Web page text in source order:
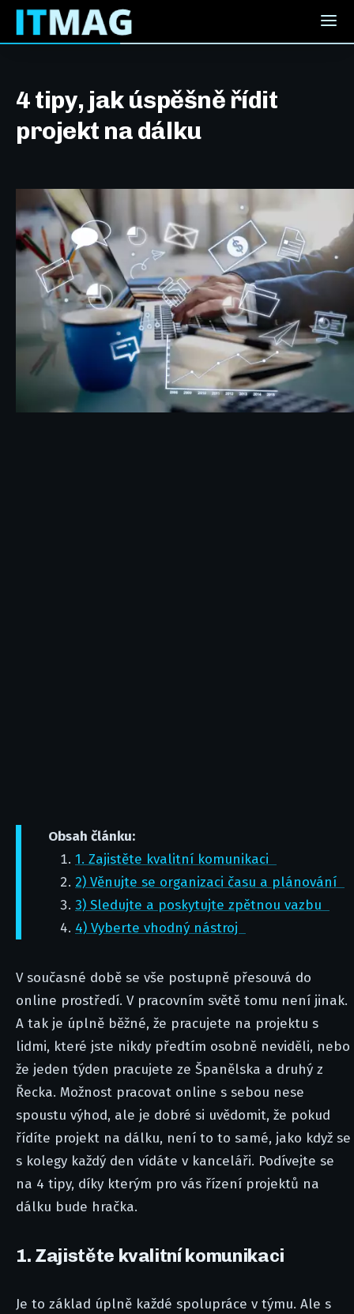
4 tipy, jak úspěšně řídit
projekt na dálku
Obsah článku:
1. Zajistěte kvalitní komunikaci
2) Věnujte se organizaci času a plánování
3) Sledujte a poskytujte zpětnou vazbu
4) Vyberte vhodný nástroj
V současné době se vše postupně přesouvá do
online prostředí. V pracovním světě tomu není jinak.
A tak je úplně běžné, že pracujete na projektu s
lidmi, které jste nikdy předtím osobně neviděli, nebo
že jeden týden pracujete ze Španělska a druhý z
Řecka. Možnost pracovat online s sebou nese
spoustu výhod, ale je dobré si uvědomit, že pokud
řídíte projekt na dálku, není to to samé, jako když se
s kolegy každý den vídáte v kanceláři. Podívejte se
na 4 tipy, díky kterým pro vás řízení projektů na
dálku bude hračka.
1. Zajistěte kvalitní komunikaci
Je to základ úplně každé spolupráce v týmu. Ale s